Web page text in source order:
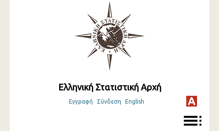
Ελληνική Στατιστική Αρχή
Εγγραφή Σύνδεση English